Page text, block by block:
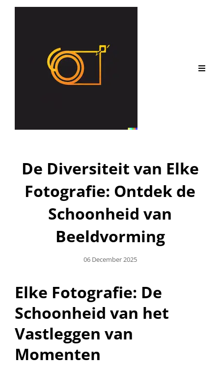
De Diversiteit van Elke
Fotografie: Ontdek de
Schoonheid van
Beeldvorming
Geplaatst
06 December 2025
Elke Fotografie: De
Schoonheid van het
Vastleggen van
Momenten